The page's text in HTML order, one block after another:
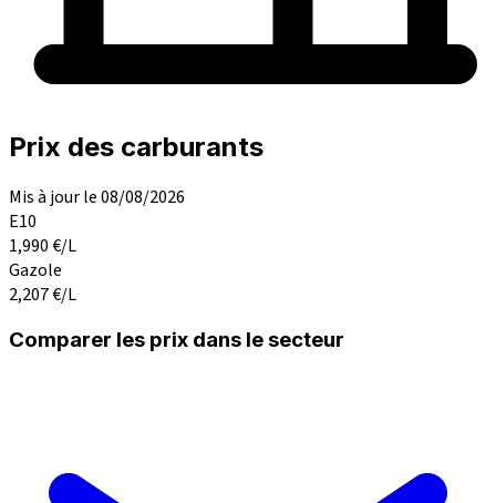
Prix des carburants
Mis à jour le 08/08/2026
E10
1,990€/L
Gazole
2,207€/L
Comparer les prix dans le secteur